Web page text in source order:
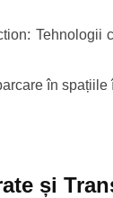
în
și